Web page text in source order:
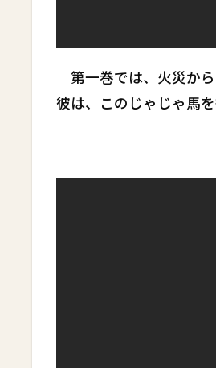
第一巻では、火災から
彼は、このじゃじゃ馬